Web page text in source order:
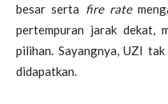
besar serta fire rate
pertempuran jarak dekat,
pilihan. Sayangnya, UZI
didapatkan.